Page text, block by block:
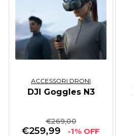
ACCESSORI DRONI
DJI Goggles N3
€269,00
€259,99 -1% OFF